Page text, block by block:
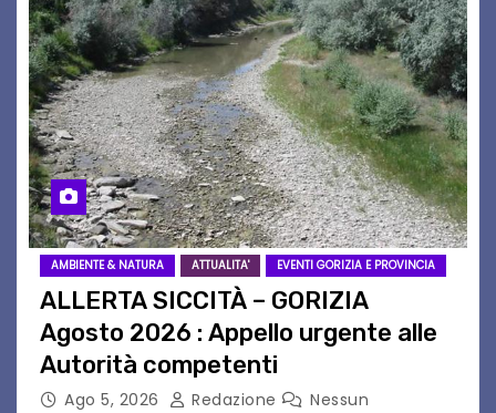
AMBIENTE & NATURA ATTUALITA' EVENTI GORIZIA E PROVINCIA
ALLERTA SICCITÀ – GORIZIA
Agosto 2026 : Appello urgente alle
Autorità competenti
Ago 5, 2026 Redazione
Nessun